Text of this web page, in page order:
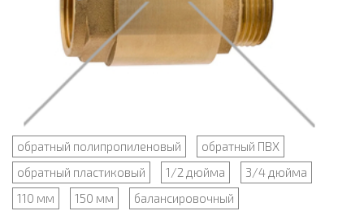
обратный полипропиленовый
обратный ПВХ
обратный пластиковый
1/2 дюйма
3/4 дюйма
110 мм
150 мм
балансировочный